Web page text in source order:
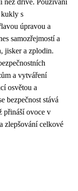
než dříve. Používání
kukly s
úpravou a
samozřejmostí a
jisker a zplodin.
a vytváření
osvětou a
bezpečnost stává
přináší ovoce v
zlepšování celkové